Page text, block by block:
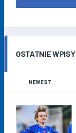
OSTATNIE WPISY
NEWEST